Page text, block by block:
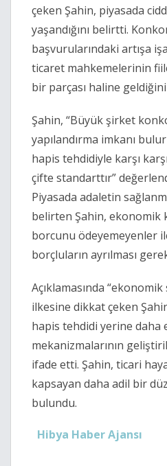
çeken Şahin, piyasada
yaşandığını belirtti.
başvurularındaki artışa
ticaret mahkemelerinin
bir parçası haline
Şahin, “Büyük şirket
yapılandırma imkanı
hapis tehdidiyle karşı
çifte standarttır”
Piyasada adaletin
belirten Şahin, ekonomik
borcunu ödeyemeyenler
borçluların ayrılması
Açıklamasında
ilkesine dikkat çeken
hapis tehdidi yerine daha
mekanizmalarının
ifade etti. Şahin, ticari
kapsayan daha adil bir
bulundu.
Hibya Haber Ajansı